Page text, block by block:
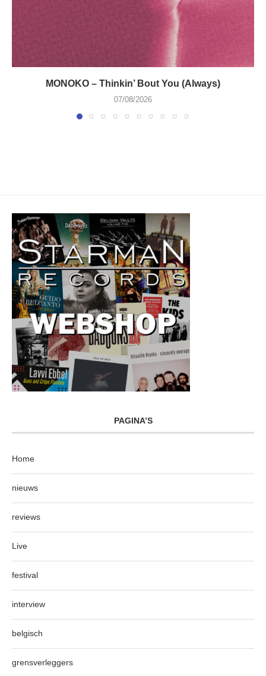
MONOKO – Thinkin’ Bout You (Always)
07/08/2026
PAGINA’S
Home
nieuws
reviews
Live
festival
interview
belgisch
grensverleggers